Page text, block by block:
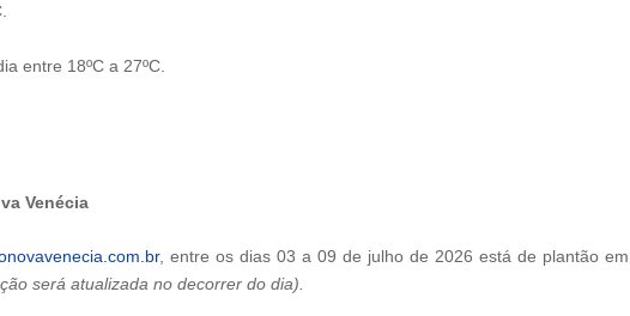
entre 18ºC a 27ºC.
Venécia
, entre os dias 03 a 09 de julho de 2026 está de plantão em
será atualizada no decorrer do dia).